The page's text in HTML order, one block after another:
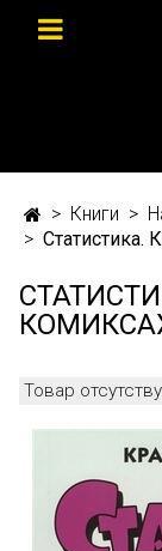
Книги
Статистика.
Товар